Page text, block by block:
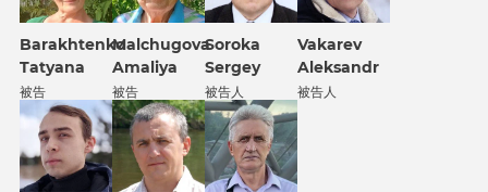
Barakhtenko
Tatyana
被告
Malchugova
Amaliya
被告
Soroka
Sergey
被告人
Vakarev
Aleksandr
被告人